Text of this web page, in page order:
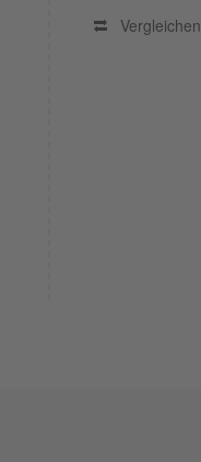
Vergleichen